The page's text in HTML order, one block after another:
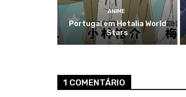
ANIME
Portugal em Hetalia World
Stars
1 COMENTÁRIO